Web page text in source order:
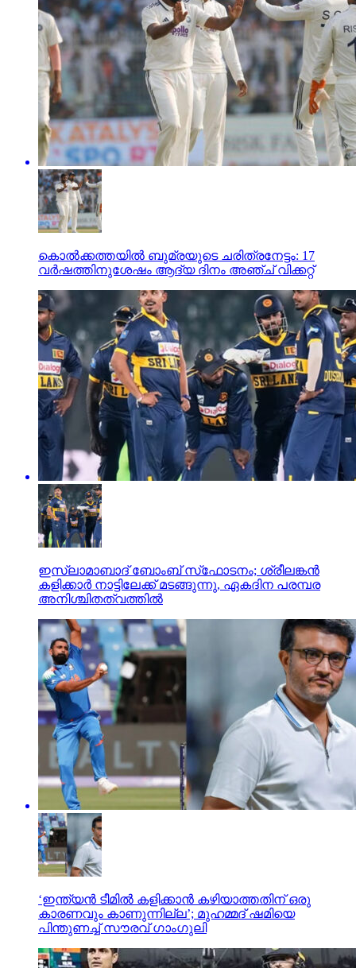
കൊല്‍ക്കത്തയില്‍ ബുമ്രയുടെ ചരിത്രനേട്ടം: 17
വര്‍ഷത്തിനുശേഷം ആദ്യ ദിനം അഞ്ച് വിക്കറ്റ്
ഇസ്ലാമാബാദ് ബോംബ് സ്‌ഫോടനം; ശ്രീലങ്കന്‍
കളിക്കാര്‍ നാട്ടിലേക്ക് മടങ്ങുന്നു, ഏകദിന പരമ്പര
അനിശ്ചിതത്വത്തില്‍
‘ഇന്ത്യന്‍ ടീമില്‍ കളിക്കാന്‍ കഴിയാത്തതിന് ഒരു
കാരണവും കാണുന്നില്ല’; മുഹമ്മദ് ഷമിയെ
പിന്തുണച്ച് സൗരവ് ഗാംഗുലി